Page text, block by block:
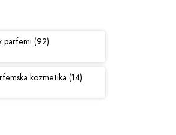
parfemi (92)
kozmetika (14)